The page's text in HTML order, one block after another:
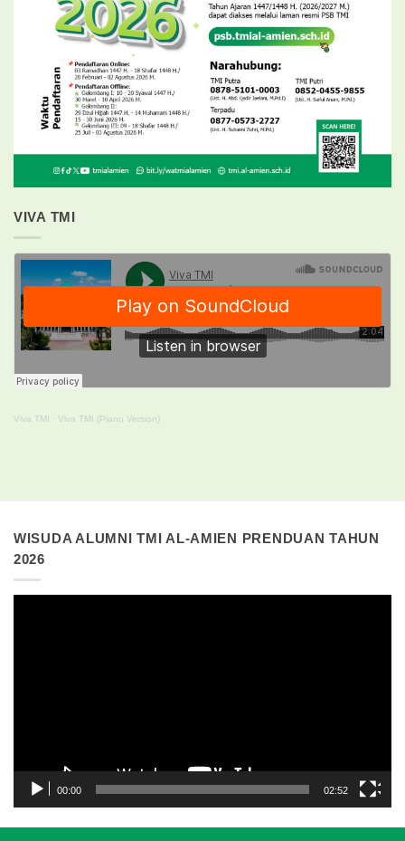
VIVA TMI
Viva TMI · Viva TMI (Piano Version)
WISUDA ALUMNI TMI AL-AMIEN PRENDUAN TAHUN
2026
00:00 02:52